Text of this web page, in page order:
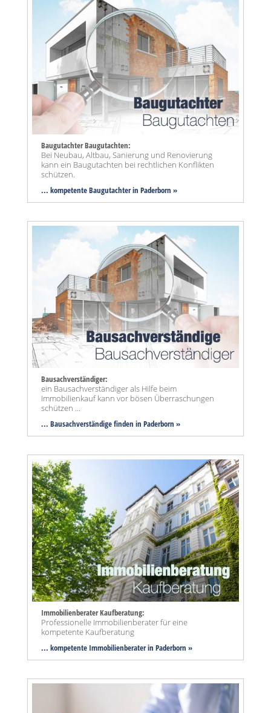
Baugutachter Baugutachten:
Bei Neubau, Altbau, Sanierung und Renovierung
kann ein Baugutachten bei rechtlichen Konflikten
schützen.
... kompetente Baugutachter in Paderborn »
Bausachverständiger:
ein Bausachverständiger als Hilfe beim
Immobilienkauf kann vor bösen Überraschungen
schützen ...
... Bausachverständige finden in Paderborn »
Immobilienberater Kaufberatung:
Professionelle Immobilienberater für eine
kompetente Kaufberatung
... kompetente Immobilienberater in Paderborn »